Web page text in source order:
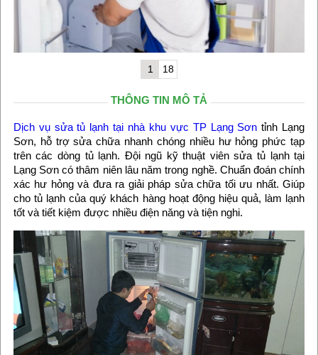
1 18
THÔNG TIN MÔ TẢ
Dịch vụ sửa tủ lạnh tại nhà khu vực TP Lạng Sơn tỉnh Lạng
Sơn, hỗ trợ sửa chữa nhanh chóng nhiều hư hỏng phức tạp
trên các dòng tủ lạnh. Đội ngũ kỹ thuật viên sửa tủ lạnh tại
Lạng Sơn có thâm niên lâu năm trong nghề. Chuẩn đoán chính
xác hư hỏng và đưa ra giải pháp sửa chữa tối ưu nhất. Giúp
cho tủ lạnh của quý khách hàng hoạt động hiệu quả, làm lạnh
tốt và tiết kiệm được nhiều điện năng và tiện nghi.